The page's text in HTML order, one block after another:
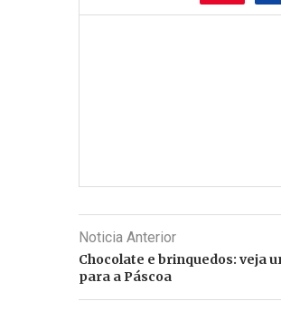
Noticia Anterior
Chocolate e brinquedos: veja
para a Páscoa